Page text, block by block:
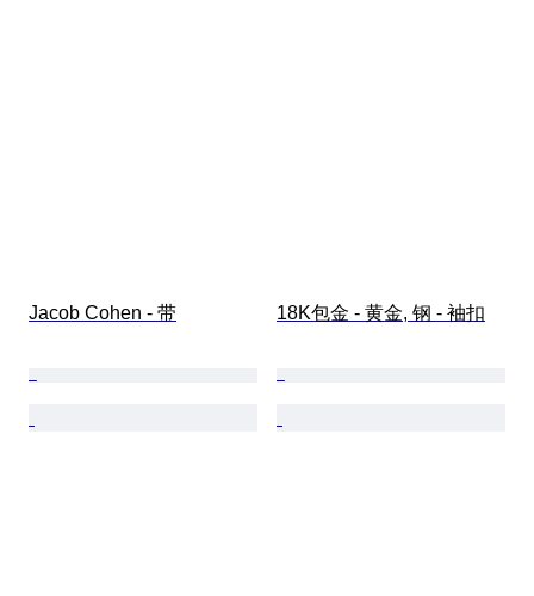
Jacob Cohen - 带 18K包金 - 黄金, 钢 - 袖扣